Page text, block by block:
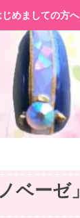
じめましての方へ
ベーゼ」